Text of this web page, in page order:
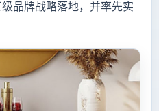
品牌战略落地，并率先实